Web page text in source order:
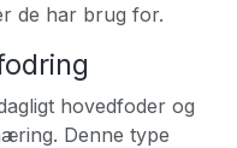
de har brug for.
hovedfoder og
Denne type